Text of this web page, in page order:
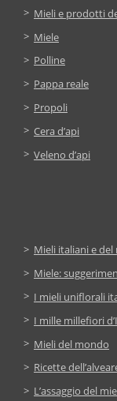
Mieli e prodotti
Miele
Polline
Pappa reale
Propoli
Cera d’api
Veleno d’api
Mieli italiani e
Miele:
I mieli uniflorali
I mille millefiori
Mieli del mondo
Ricette
L’assaggio del